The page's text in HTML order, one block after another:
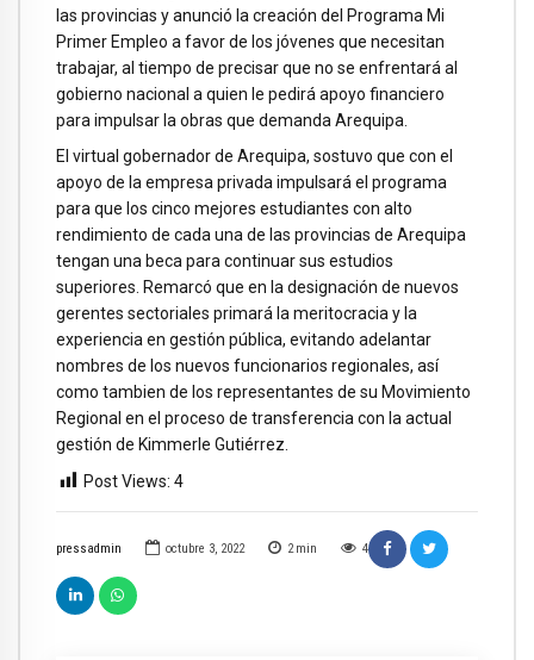
pressadmin octubre 3, 2022 2 min 4
las provincias y anunció la creación del Programa Mi
Primer Empleo a favor de los jóvenes que necesitan
trabajar, al tiempo de precisar que no se enfrentará al
gobierno nacional a quien le pedirá apoyo financiero
para impulsar la obras que demanda Arequipa.
El virtual gobernador de Arequipa, sostuvo que con el
apoyo de la empresa privada impulsará el programa
para que los cinco mejores estudiantes con alto
rendimiento de cada una de las provincias de Arequipa
tengan una beca para continuar sus estudios
superiores. Remarcó que en la designación de nuevos
gerentes sectoriales primará la meritocracia y la
experiencia en gestión pública, evitando adelantar
nombres de los nuevos funcionarios regionales, así
como tambien de los representantes de su Movimiento
Regional en el proceso de transferencia con la actual
gestión de Kimmerle Gutiérrez.
Post Views: 4